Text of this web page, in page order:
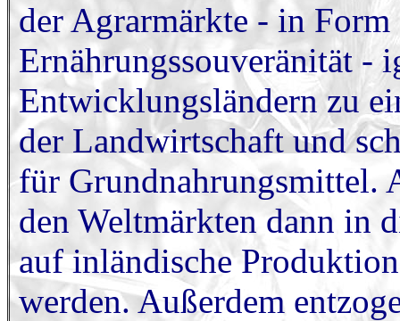
der Agrarmärkte - in Form
Ernährungssouveränität -
Entwicklungsländern zu
der Landwirtschaft und
für Grundnahrungsmittel.
den Weltmärkten dann in
auf inländische
werden. Außerdem